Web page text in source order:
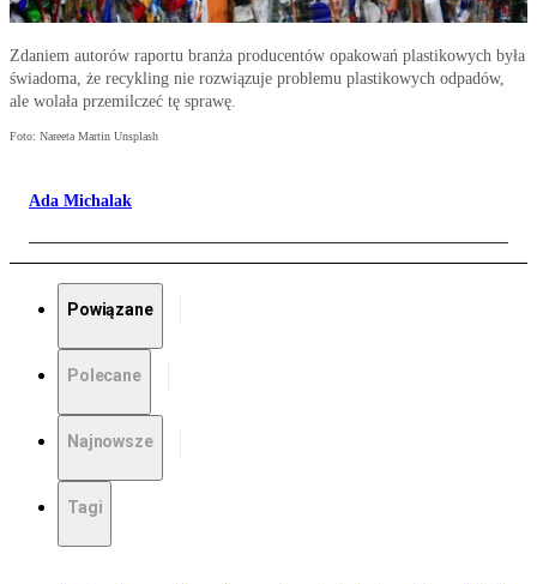
Zdaniem autorów raportu branża producentów opakowań plastikowych była
świadoma, że recykling nie rozwiązuje problemu plastikowych odpadów,
ale wolała przemilczeć tę sprawę.
Foto: Nareeta Martin Unsplash
Ada Michalak
Powiązane
Polecane
Najnowsze
Tagi